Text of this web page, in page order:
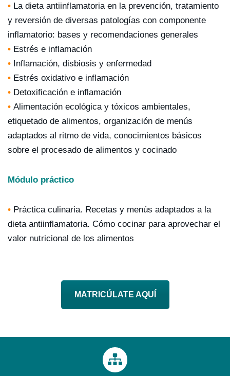
• La dieta antiinflamatoria en la prevención, tratamiento
y reversión de diversas patologías con componente
inflamatorio: bases y recomendaciones generales
• Estrés e inflamación
• Inflamación, disbiosis y enfermedad
• Estrés oxidativo e inflamación
• Detoxificación e inflamación
• Alimentación ecológica y tóxicos ambientales,
etiquetado de alimentos, organización de menús
adaptados al ritmo de vida, conocimientos básicos
sobre el procesado de alimentos y cocinado
Módulo práctico
• Práctica culinaria. Recetas y menús adaptados a la
dieta antiinflamatoria. Cómo cocinar para aprovechar el
valor nutricional de los alimentos
MATRICÚLATE AQUÍ